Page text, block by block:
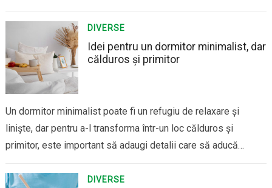
informațiile, oferind viteze mult superioare față de hard disk-
urile tradiționale și o fiabilitate mai mare. Totuși,…
DIVERSE
Idei pentru un dormitor minimalist, dar
călduros și primitor
Un dormitor minimalist poate fi un refugiu de relaxare și
liniște, dar pentru a-l transforma într-un loc călduros și
primitor, este important să adaugi detalii care să aducă
un spațiu rece sau steril. Prin alegerea corectă a culorilor,
DIVERSE